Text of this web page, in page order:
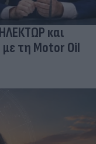
και
τη Motor Oil